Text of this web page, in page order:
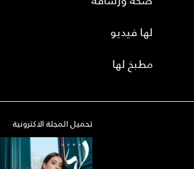
لها فيديو
مطبخ لها
تحميل المجلة الاكترونية